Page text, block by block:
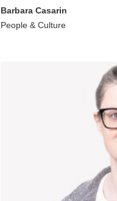
Barbara Casarin
People & Culture